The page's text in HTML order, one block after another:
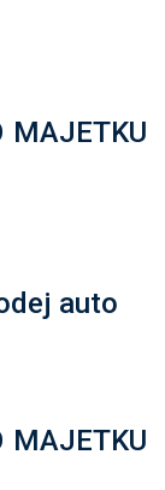
MAJETKU
auto
MAJETKU